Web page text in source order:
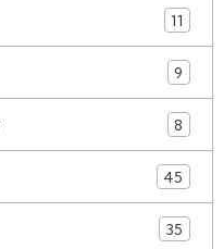
11
9
8
45
35